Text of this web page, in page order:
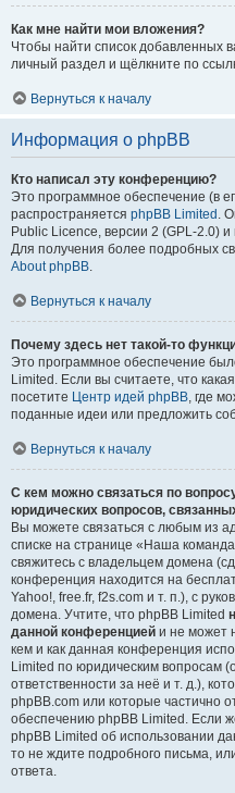
Как мне найти мои вложения?
Чтобы найти список добавленных
личный раздел и щёлкните по
Вернуться к началу
Информация о phpBB
Кто написал эту конференцию?
Это программное обеспечение (в
распространяется phpBB Limited .
Public Licence, версии 2 (GPL-2.0)
Для получения более подробных
About phpBB.
Вернуться к началу
Почему здесь нет такой-то
Это программное обеспечение
Limited. Если вы считаете, что
посетите Центр идей phpBB, где
поданные идеи или предложить
Вернуться к началу
С кем можно связаться по
юридических вопросов,
Вы можете связаться с любым из
списке на странице «Наша
свяжитесь с владельцем домена
конференция находится на
Yahoo!, free.fr, f2s.com и т. п.), с
домена. Учтите, что phpBB Limited
данной конференцией и не может
кем и как данная конференция
Limited по юридическим вопросам
ответственности за неё и т. д.),
phpBB.com или которые частично
обеспечению phpBB Limited. Если
phpBB Limited об использовании
то не ждите подробного письма,
ответа.